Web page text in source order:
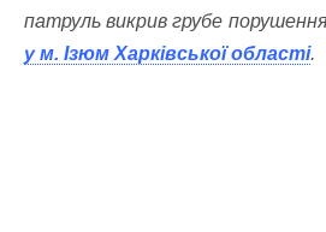
патруль викрив грубе
у м. Ізюм Харківської області.